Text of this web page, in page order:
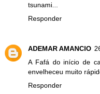
tsunami...
Responder
ADEMAR AMANCIO
A Fafá do início de
envelheceu muito
Responder